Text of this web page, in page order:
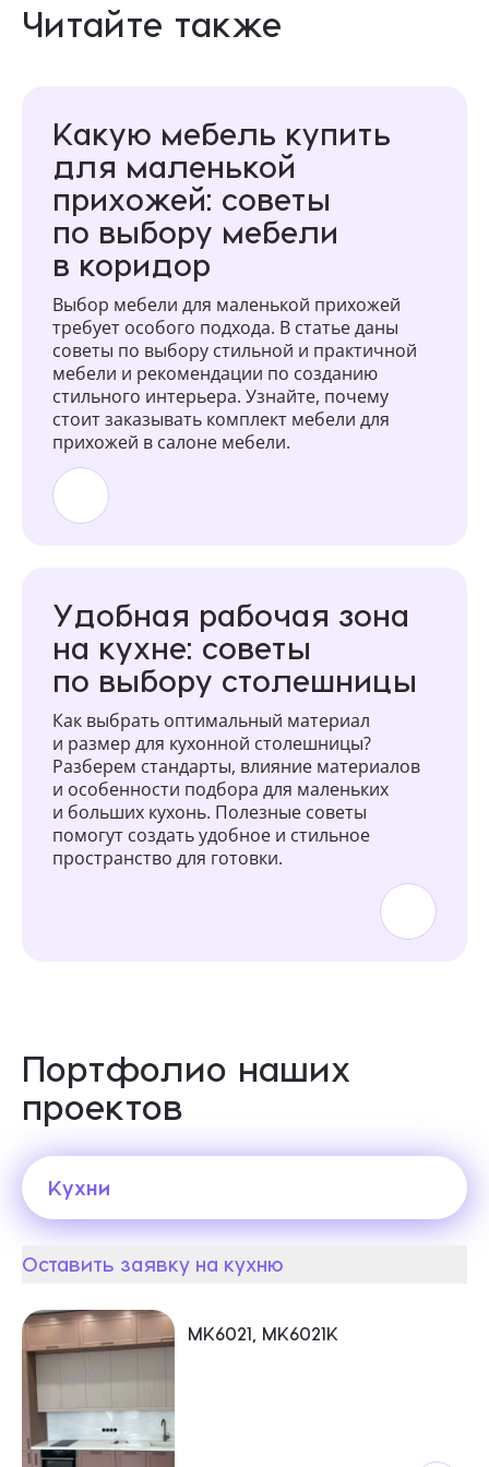
Читайте также
Какую мебель купить
для маленькой
прихожей: советы
по выбору мебели
в коридор
Выбор мебели для маленькой прихожей
требует особого подхода. В статье даны
советы по выбору стильной и практичной
мебели и рекомендации по созданию
стильного интерьера. Узнайте, почему
стоит заказывать комплект мебели для
прихожей в салоне мебели.
Удобная рабочая зона
на кухне: советы
по выбору столешницы
Как выбрать оптимальный материал
и размер для кухонной столешницы?
Разберем стандарты, влияние материалов
и особенности подбора для маленьких
и больших кухонь. Полезные советы
помогут создать удобное и стильное
пространство для готовки.
Портфолио наших
проектов
Кухни
Кухни
Оставить заявку на кухню
MK6021, MK6021K